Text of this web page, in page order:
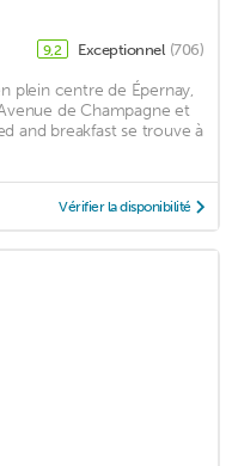
9,2 Exceptionnel (706)
plein centre de Épernay,
de Champagne et
and breakfast se trouve à
Vérifier la disponibilité